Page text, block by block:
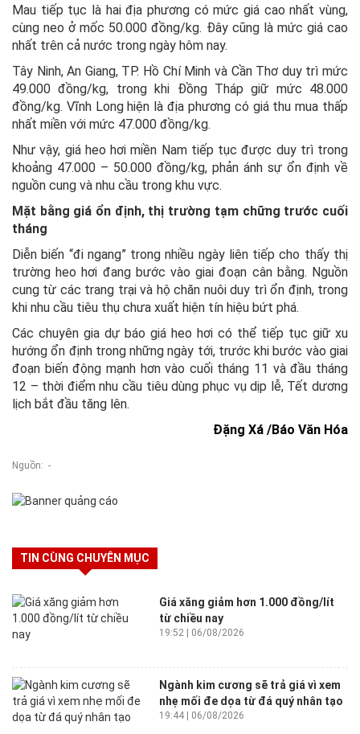
Mau tiếp tục là hai địa phương có mức giá cao nhất vùng,
cùng neo ở mốc 50.000 đồng/kg. Đây cũng là mức giá cao
nhất trên cả nước trong ngày hôm nay.
Tây Ninh, An Giang, TP. Hồ Chí Minh và Cần Thơ duy trì mức
49.000 đồng/kg, trong khi Đồng Tháp giữ mức 48.000
đồng/kg. Vĩnh Long hiện là địa phương có giá thu mua thấp
nhất miền với mức 47.000 đồng/kg.
Như vậy, giá heo hơi miền Nam tiếp tục được duy trì trong
khoảng 47.000 – 50.000 đồng/kg, phản ánh sự ổn định về
nguồn cung và nhu cầu trong khu vực.
Mặt bằng giá ổn định, thị trường tạm chững trước cuối
tháng
Diễn biến “đi ngang” trong nhiều ngày liên tiếp cho thấy thị
trường heo hơi đang bước vào giai đoạn cân bằng. Nguồn
cung từ các trang trại và hộ chăn nuôi duy trì ổn định, trong
khi nhu cầu tiêu thụ chưa xuất hiện tín hiệu bứt phá.
Các chuyên gia dự báo giá heo hơi có thể tiếp tục giữ xu
hướng ổn định trong những ngày tới, trước khi bước vào giai
đoạn biến động mạnh hơn vào cuối tháng 11 và đầu tháng
12 – thời điểm nhu cầu tiêu dùng phục vụ dịp lễ, Tết dương
lịch bắt đầu tăng lên.
Đặng Xá /Báo Văn Hóa
Nguồn: -
TIN CÙNG CHUYÊN MỤC
Giá xăng giảm hơn 1.000 đồng/lít
từ chiều nay
19:52 | 06/08/2026
Ngành kim cương sẽ trả giá vì xem
nhẹ mối đe dọa từ đá quý nhân tạo
19:44 | 06/08/2026